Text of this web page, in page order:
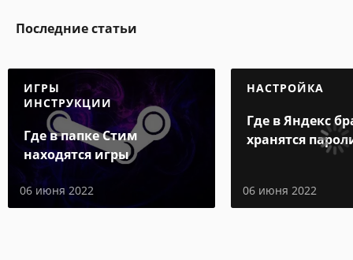
Последние статьи
ИГРЫ
ИНСТРУКЦИИ
Где в папке Стим
находятся игры
06 июня 2022
НАСТРОЙКА
Где в Яндекс
хранятся
06 июня 2022